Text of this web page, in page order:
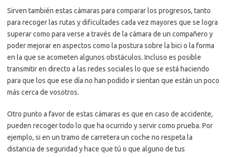
Sirven también estas cámaras para comparar los progresos, tanto
para recoger las rutas y dificultades cada vez mayores que se logra
superar como para verse a través de la cámara de un compañero y
poder mejorar en aspectos como la postura sobre la bici o la forma
en la que se acometen algunos obstáculos. Incluso es posible
transmitir en directo a las redes sociales lo que se está haciendo
para que los que ese día no han podido ir sientan que están un poco
más cerca de vosotros.
Otro punto a favor de estas cámaras es que en caso de accidente,
pueden recoger todo lo que ha ocurrido y servir como prueba. Por
ejemplo, si en un tramo de carretera un coche no respeta la
distancia de seguridad y hace que tú o que alguno de tus